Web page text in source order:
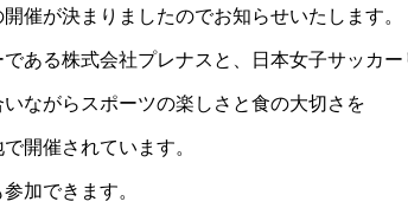
催が決まりましたのでお知らせいたします。
ある株式会社プレナスと、日本女子サッカー
ながらスポーツの楽しさと食の大切さを
開催されています。
加できます。